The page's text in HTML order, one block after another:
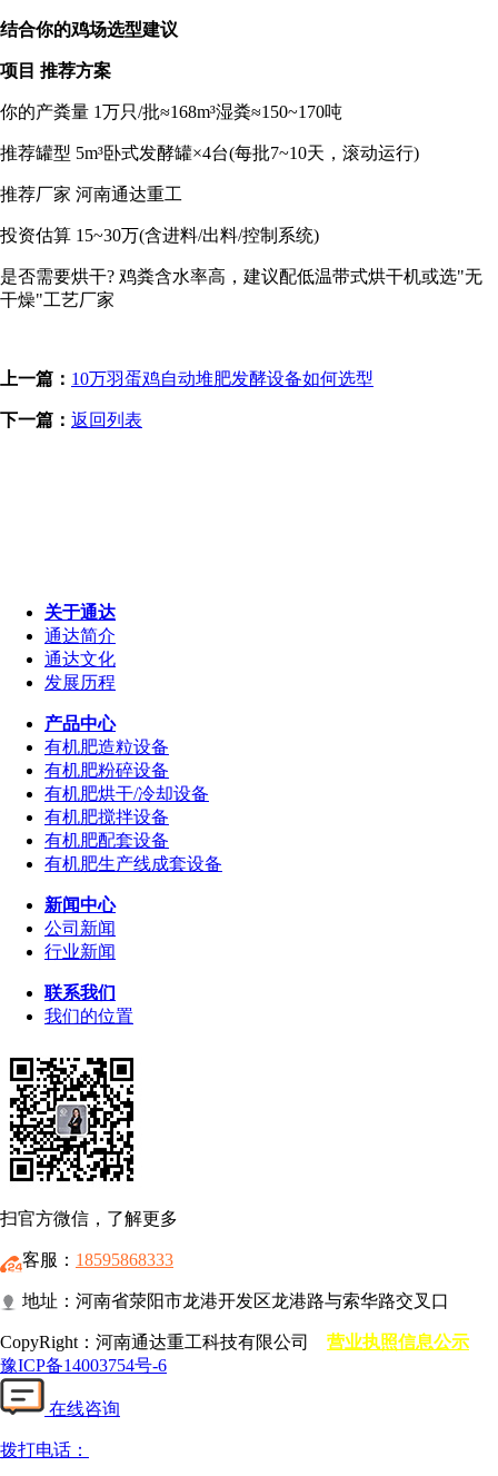
结合你的鸡场选型建议
项目 推荐方案
你的产粪量 1万只/批≈168m³湿粪≈150~170吨
推荐罐型 5m³卧式发酵罐×4台(每批7~10天，滚动运行)
推荐厂家 河南通达重工
投资估算 15~30万(含进料/出料/控制系统)
是否需要烘干? 鸡粪含水率高，建议配低温带式烘干机或选"无
干燥"工艺厂家
上一篇： 10万羽蛋鸡自动堆肥发酵设备如何选型
下一篇： 返回列表
关于通达
通达简介
通达文化
发展历程
产品中心
有机肥造粒设备
有机肥粉碎设备
有机肥烘干/冷却设备
有机肥搅拌设备
有机肥配套设备
有机肥生产线成套设备
新闻中心
公司新闻
行业新闻
联系我们
我们的位置
扫官方微信，了解更多
客服： 18595868333
地址：河南省荥阳市龙港开发区龙港路与索华路交叉口
CopyRight：河南通达重工科技有限公司 营业执照信息公示
豫ICP备14003754号-6
在线咨询
拨打电话：